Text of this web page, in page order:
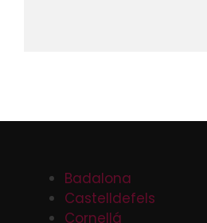
Badalona
Castelldefels
Cornellá